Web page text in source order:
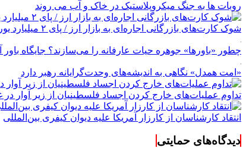
روبات ها به جنگ میکروپلاستیک در خاک و آب می روند
شوک کارت‌های بازرگانی اجاره‌ای به بازار ارز / پای ۲ میلیارد یورو صادرات بدون بازگشت در میان است
چطور «باورها» جوهره حیات عارفانه را می‌سازند؟ جایگاه باور
«امت همدل» نگاهی به اندیشه‌های وحدت‌گرایانه رهبر دارد
تداوم عملیات‌های خارج کردن اجساد فلسطینیان از زیر آوار در
انتقاد کارشناسان از کارزار آمریکا علیه دیوان کیفری بین‌المللی
دیدگاه‌های حمایتی